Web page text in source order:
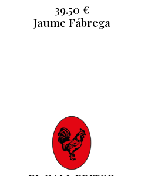
39.50 €
Jaume Fábrega